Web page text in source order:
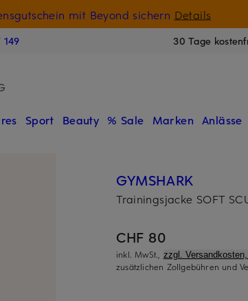
mit Beyond sichern Details
149 30 Tage
Sport Beauty % Sale Marken Anlässe
GYMSHARK
Trainingsjacke SOFT
CHF 80
inkl. MwSt., zzgl.
zusätzlichen Zollgebühren und